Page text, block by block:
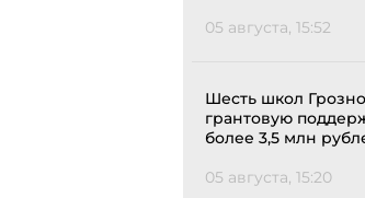
05 августа, 15:52
Шесть школ
грантовую
более 3,5 млн
05 августа, 15:20